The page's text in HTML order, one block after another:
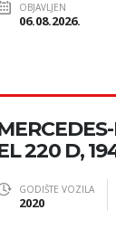
OBJAVLJEN
06.08.2026.
220 D,
GODIŠTE VOZILA
2020